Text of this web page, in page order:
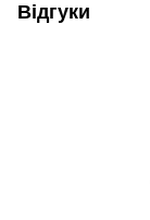
Відгуки